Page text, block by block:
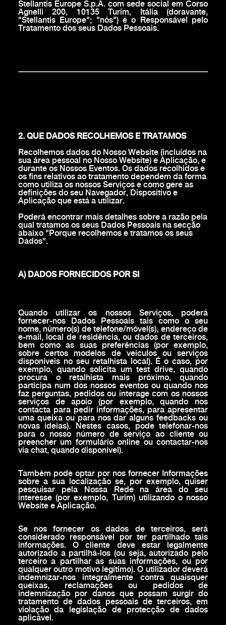
Stellantis Europe S.p.A. com sede social em Corso
Agnelli 200, 10135 Turim, Itália (doravante,
"Stellantis Europe"; "nós") é o Responsável pelo
Tratamento dos seus Dados Pessoais.
2. QUE DADOS RECOLHEMOS E TRATAMOS
Recolhemos dados do Nosso Website (incluídos na
sua área pessoal no Nosso Website) e Aplicação, e
durante os Nossos Eventos. Os dados recolhidos e
os fins relativos ao tratamento dependem da forma
como utiliza os nossos Serviços e como gere as
definições do seu Navegador, Dispositivo e
Aplicação que está a utilizar.
Poderá encontrar mais detalhes sobre a razão pela
qual tratamos os seus Dados Pessoais na secção
abaixo "Porque recolhemos e tratamos os seus
Dados".
A) DADOS FORNECIDOS POR SI
Quando utilizar os nossos Serviços, poderá
fornecer-nos Dados Pessoais tais como o seu
nome, número(s) de telefone/móvel(s), endereço de
e-mail, local de residência, ou dados de terceiros,
bem como as suas preferências (por exemplo,
sobre certos modelos de veículos ou serviços
disponíveis no seu retalhista local). É o caso, por
exemplo, quando solicita um test drive, quando
procura o retalhista mais próximo, quando
participa num dos nossos eventos ou quando nos
faz perguntas, pedidos ou interage com os nossos
serviços de apoio (por exemplo, quando nos
contacta para pedir informações, para apresentar
uma queixa ou para nos dar alguns feedbacks ou
novas ideias). Nestes casos, pode telefonar-nos
para o nosso número de serviço ao cliente ou
preencher um formulário online ou contactar-nos
via chat, quando disponível).
Também pode optar por nos fornecer Informações
sobre a sua localização se, por exemplo, quiser
pesquisar pela Nossa Rede na área do seu
interesse (por exemplo, Turim) utilizando o nosso
Website e Aplicação.
Se nos fornecer os dados de terceiros, será
considerado responsável por ter partilhado tais
informações. O cliente deve estar legalmente
autorizado a partilhá-los (ou seja, autorizado pelo
terceiro a partilhar as suas informações, ou por
qualquer outro motivo legítimo). O utilizador deverá
indemnizar-nos integralmente contra quaisquer
queixas, reclamações ou pedidos de
indemnização por danos que possam surgir do
tratamento de dados pessoais de terceiros, em
violação da legislação de protecção de dados
aplicável.